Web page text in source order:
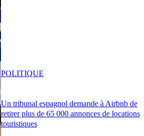
Un tribunal espagnol demande à Airbnb de
retirer plus de 65 000 annonces de locations
touristiques
POLITIQUE